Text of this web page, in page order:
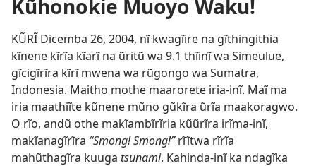
Kũhonokie Muoyo Waku!
KŨRĨ Dicemba 26, 2004, nĩ kwagĩire na gĩthingithia
kĩnene kĩrĩa kĩarĩ na ũritũ wa 9.1 thĩinĩ wa Simeulue,
gĩcigĩrĩra kĩrĩ mwena wa rũgongo wa Sumatra,
Indonesia. Maitho mothe maarorete iria-inĩ. Maĩ ma
iria maathiĩte kũnene mũno gũkĩra ũrĩa maakoragwo.
O rĩo, andũ othe makĩambĩrĩria kũũrĩra irĩma-inĩ,
makĩanagĩrĩra “Smong! Smong!”rĩĩtwa rĩrĩa
mahũthagĩra kuuga tsunami. Kahinda-inĩ ka ndagĩka